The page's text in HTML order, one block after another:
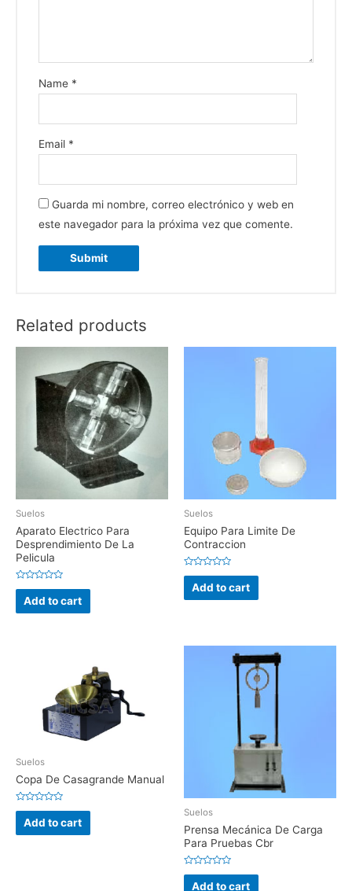
Name *
Email *
Guarda mi nombre, correo electrónico y web en
este navegador para la próxima vez que comente.
Related products
Suelos
Aparato Electrico Para
Desprendimiento De La
Pelicula
Rated
out
of
Add to cart
Suelos
Equipo Para Limite De
Contraccion
Rated
out
of
Add to cart
Suelos
Copa De Casagrande Manual
Rated
out
of
Add to cart
Suelos
Prensa Mecánica De Carga
Para Pruebas Cbr
Rated
Add to cart